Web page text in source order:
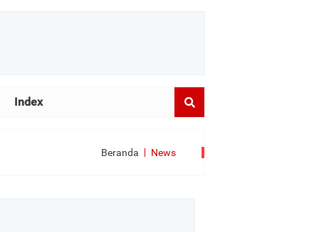
Index
Beranda News